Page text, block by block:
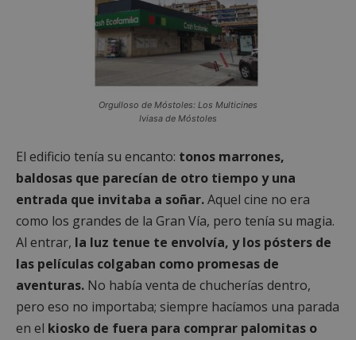
Orgulloso de Móstoles: Los Multicines
Iviasa de Móstoles
El edificio tenía su encanto: tonos marrones,
baldosas que parecían de otro tiempo y una
entrada que invitaba a soñar.Aquel cine no era
como los grandes de la Gran Vía, pero tenía su magia.
Al entrar, la luz tenue te envolvía, y los pósters de
las películas colgaban como promesas de
aventuras. No había venta de chucherías dentro,
pero eso no importaba; siempre hacíamos una parada
en el kiosko de fuera para comprar palomitas o